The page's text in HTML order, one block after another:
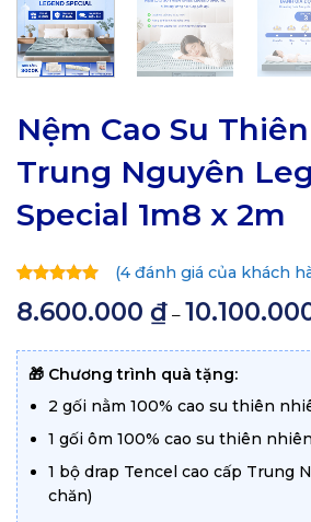
Nệm Cao Su
Trung Nguyên
Special 1m8 x 2m
5 dựa trên
(4đánh giá của khách
8.600.000 ₫ –
🎁 Chương trình quà tặng:
2 gối nằm 100% cao su thiên
1 gối ôm 100% cao su thiên
1 bộ drap Tencel cao cấp Trung
chăn)